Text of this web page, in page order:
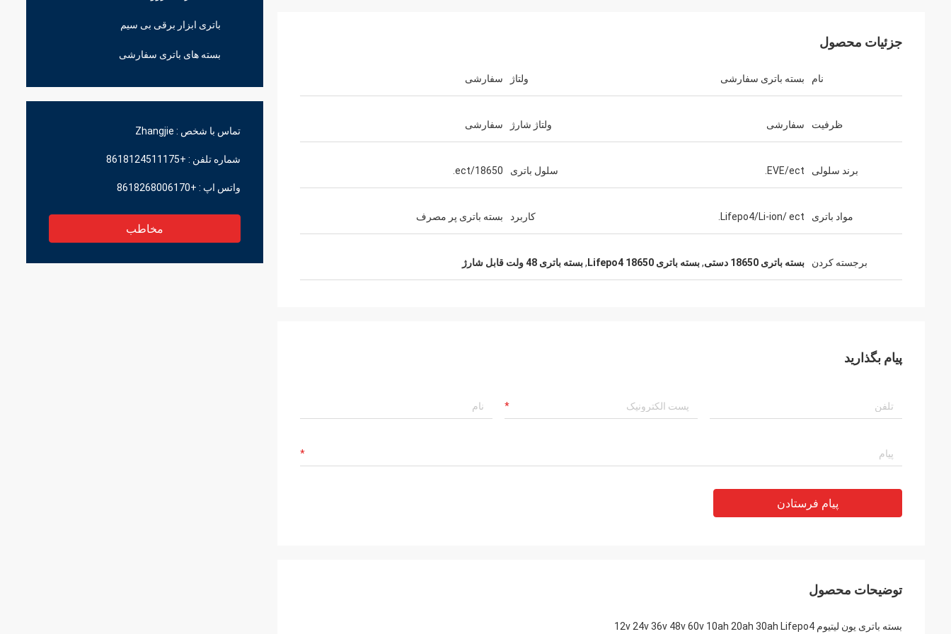
باتری ابزار برقی بی سیم
بسته های باتری سفارشی
تماس با شخص : Zhangjie
شماره تلفن : +8618124511175
واتس اپ : +8618268006170
مخاطب
جزئیات محصول
نام بسته باتری سفارشی ولتاژ سفارشی
ظرفیت سفارشی ولتاژ شارژ سفارشی
برند سلولی EVE/ect. سلول باتری 18650/ect.
مواد باتری Lifepo4/Li-ion/ ect. کاربرد بسته باتری پر مصرف
برجسته کردن بسته باتری 18650 دستی ,بسته باتری Lifepo4 18650 ,بسته باتری 48 ولت قابل شارژ
پیام بگذارید
پیام فرستادن
توضیحات محصول
بسته باتری یون لیتیوم 12v 24v 36v 48v 60v 10ah 20ah 30ah Lifepo4